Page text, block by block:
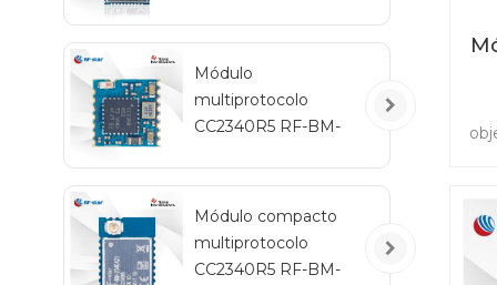
vehículos
Módulo
multiprotocolo
CC2340R5 RF-BM-
Módulo compacto
multiprotocolo
CC2340R5 RF-BM-